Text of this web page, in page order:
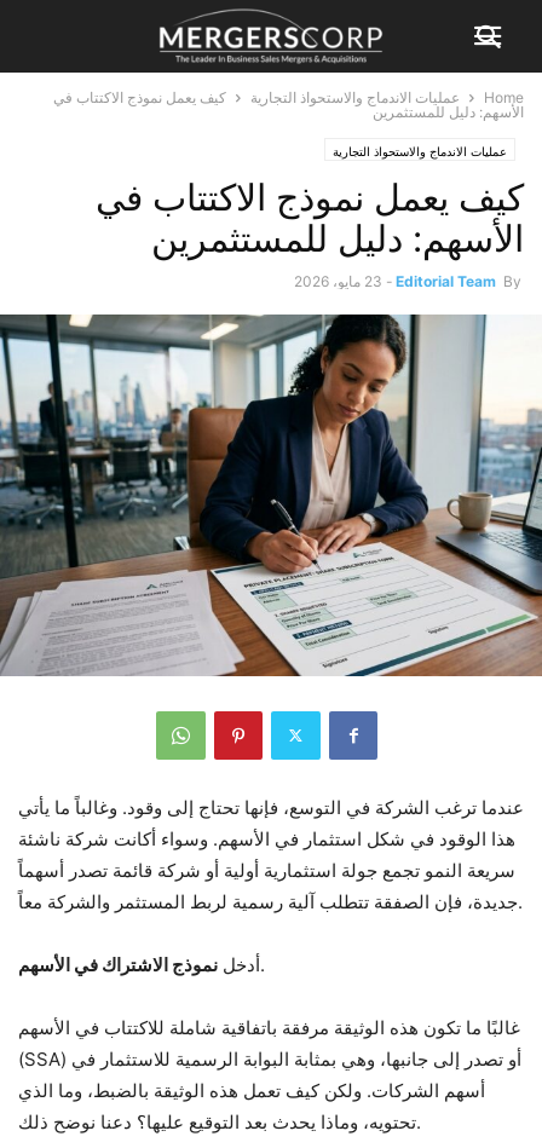
Home عمليات الاندماج والاستحواذ التجارية
كيف يعمل نموذج الاكتتاب في
الأسهم: دليل للمستثمرين
عمليات الاندماج والاستحواذ التجارية
كيف يعمل نموذج الاكتتاب في
الأسهم: دليل للمستثمرين
By
Editorial Team
- 23 مايو، 2026
عندما ترغب الشركة في التوسع، فإنها تحتاج إلى وقود. وغالباً ما يأتي
هذا الوقود في شكل استثمار في الأسهم. وسواء أكانت شركة ناشئة
سريعة النمو تجمع جولة استثمارية أولية أو شركة قائمة تصدر أسهماً
جديدة، فإن الصفقة تتطلب آلية رسمية لربط المستثمر والشركة معاً.
أدخل نموذج الاشتراك في الأسهم .
غالبًا ما تكون هذه الوثيقة مرفقة باتفاقية شاملة للاكتتاب في الأسهم
(SSA) أو تصدر إلى جانبها، وهي بمثابة البوابة الرسمية للاستثمار في
أسهم الشركات. ولكن كيف تعمل هذه الوثيقة بالضبط، وما الذي
تحتويه، وماذا يحدث بعد التوقيع عليها؟ دعنا نوضح ذلك.